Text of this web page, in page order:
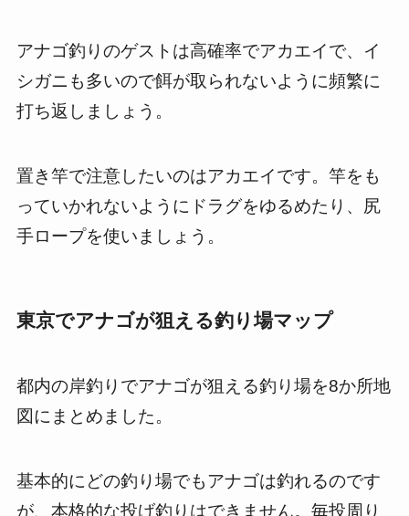
アナゴ釣りのゲストは高確率でアカエイで、イ
シガニも多いので餌が取られないように頻繁に
打ち返しましょう。
置き竿で注意したいのはアカエイです。竿をも
っていかれないようにドラグをゆるめたり、尻
手ロープを使いましょう。
東京でアナゴが狙える釣り場マップ
都内の岸釣りでアナゴが狙える釣り場を8か所地
図にまとめました。
基本的にどの釣り場でもアナゴは釣れるのです
が、本格的な投げ釣りはできません。毎投周り